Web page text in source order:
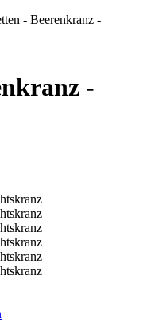
- Beerenkranz -
-